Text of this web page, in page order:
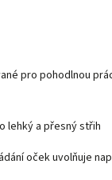
pro pohodlnou
lehký a přesný střih
oček uvolňuje